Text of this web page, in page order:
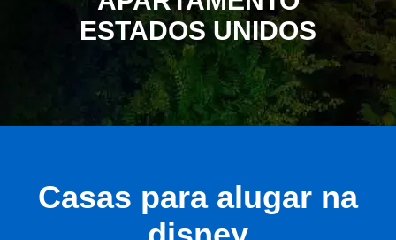
ESTADOS UNIDOS
Casas para alugar na